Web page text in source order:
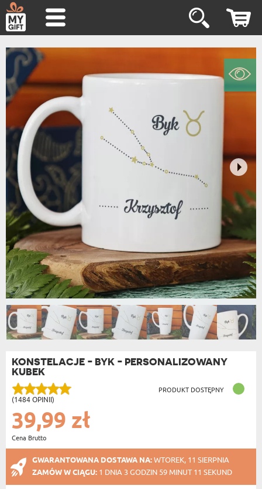
KONSTELACJE - BYK - PERSONALIZOWANY
KUBEK
(1484 OPINII)
PRODUKT DOSTĘPNY
39,99 zł
Cena Brutto
GWARANTOWANA DOSTAWA NA:WTOREK, 11 SIERPNIA
ZAMÓW W CIĄGU: 1 DNIA 3 GODZIN 59 MINUT 10 SEKUND